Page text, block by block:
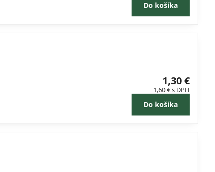
Do košíka
1,30 €
1,60 €s DPH
Do košíka